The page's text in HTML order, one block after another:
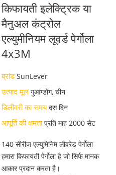
किफायती इलेक्ट्रिक या
मैनुअल कंट्रोल
एल्युमीनियम लूवर्ड पेर्गोला
4x3M
ब्रांडSunLever
उत्पाद मूल गुआंग्डोंग, चीन
डिलीवरी का समयदस दिन
आपूर्ति की क्षमताप्रति माह 2000 सेट
140 सीरीज एल्युमिनिम लौवरेड पेर्गोला
हमारा किफायती पेर्गोला है जो सिर्फ मानक
आकार प्रदान करता है।